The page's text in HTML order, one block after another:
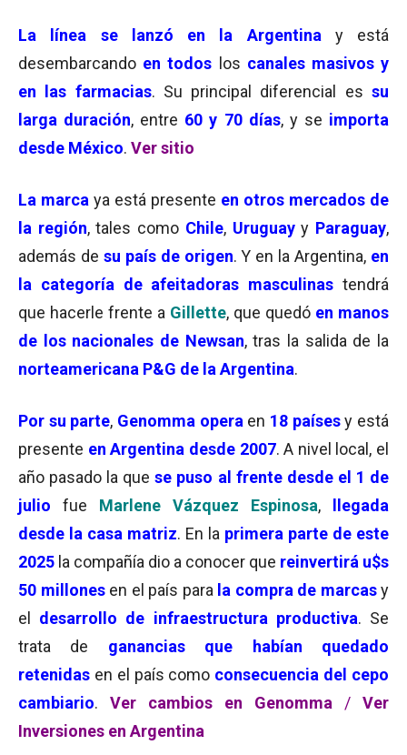
La línea se lanzó en la Argentina y está
desembarcando en todos los canales masivos y
en las farmacias. Su principal diferencial es su
larga duración, entre 60 y 70 días, y se importa
desde México. Ver sitio
La marca ya está presente en otros mercados de
la región, tales como Chile, Uruguayy Paraguay,
además de su país de origen. Y en la Argentina, en
la categoría de afeitadoras masculinas tendrá
que hacerle frente a Gillette, que quedó en manos
de los nacionales de Newsan, tras la salida de la
norteamericana P&G de la Argentina.
Por su parte, Genomma opera en 18 paísesy está
presente en Argentina desde 2007. A nivel local, el
año pasado la que se puso al frente desde el 1 de
julio
fue Marlene Vázquez Espinosa,
llegada
desde la casa matriz. En la primera parte de este
2025 la compañía dio a conocer que reinvertirá u$s
50 millonesen el país para la compra de marcas y
el desarrollo de infraestructura productiva. Se
trata de
ganancias que
habían quedado
retenidas en el país como consecuencia del cepo
cambiario. Ver cambios en Genomma / Ver
Inversiones en Argentina